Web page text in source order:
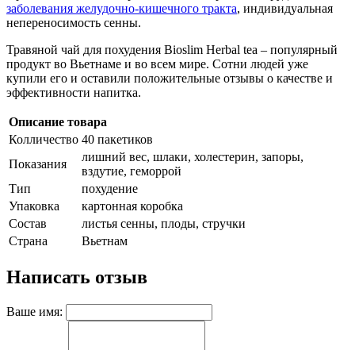
заболевания желудочно-кишечного тракта, индивидуальная
непереносимость сенны.
Травяной чай для похудения Bioslim Herbal tea – популярный
продукт во Вьетнаме и во всем мире. Сотни людей уже
купили его и оставили положительные отзывы о качестве и
эффективности напитка.
Описание товара
Колличество 40 пакетиков
Показания
лишний вес, шлаки, холестерин, запоры,
вздутие, геморрой
Тип
похудение
Упаковка
картонная коробка
Состав
листья сенны, плоды, стручки
Страна
Вьетнам
Написать отзыв
Ваше имя: